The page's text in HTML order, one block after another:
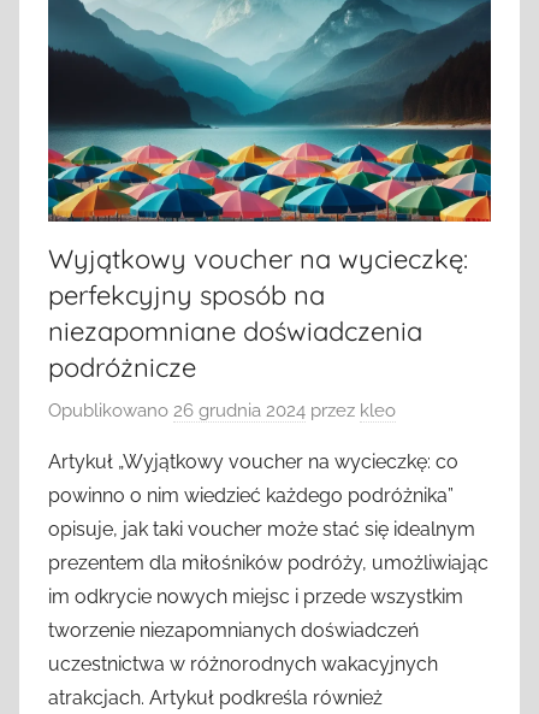
Wyjątkowy voucher na wycieczkę:
perfekcyjny sposób na
niezapomniane doświadczenia
podróżnicze
Opublikowano 26 grudnia 2024 przez kleo
Artykuł „Wyjątkowy voucher na wycieczkę: co
powinno o nim wiedzieć każdego podróżnika”
opisuje, jak taki voucher może stać się idealnym
prezentem dla miłośników podróży, umożliwiając
im odkrycie nowych miejsc i przede wszystkim
tworzenie niezapomnianych doświadczeń
uczestnictwa w różnorodnych wakacyjnych
atrakcjach. Artykuł podkreśla również